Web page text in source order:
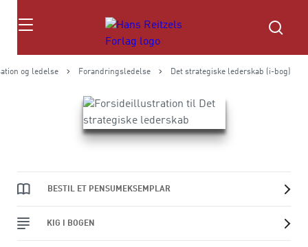
Søg
og ledelse Forandringsledelse Det strategiske lederskab (i-bog)
BESTIL ET PENSUMEKSEMPLAR
KIG I BOGEN